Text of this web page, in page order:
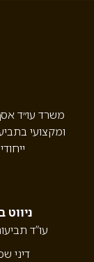
משרד עו״ד
ומקצועי
ניווט
עו”ד
דיני